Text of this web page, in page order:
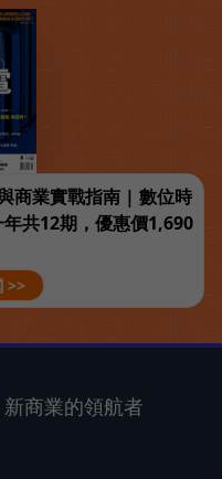
商業實戰指南 | 數位時
共12期，優惠價1,690
>>
新商業的領航者